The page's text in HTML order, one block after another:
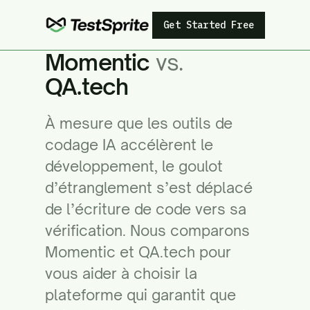
Get Started Free
Momentic vs.
QA.tech
À mesure que les outils de
codage IA accélèrent le
développement, le goulot
d’étranglement s’est déplacé
de l’écriture de code vers sa
vérification. Nous comparons
Momentic et QA.tech pour
vous aider à choisir la
plateforme qui garantit que